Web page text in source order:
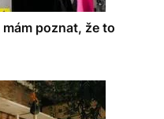
poznat, že to